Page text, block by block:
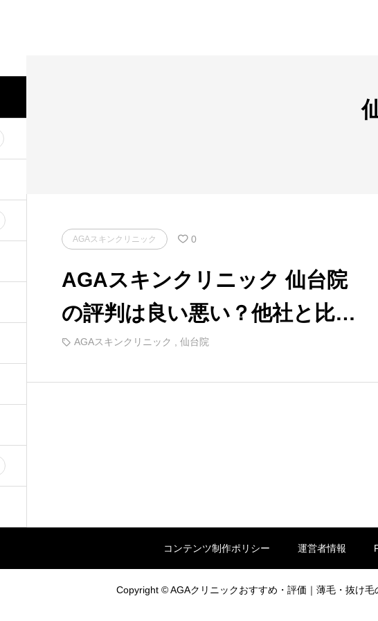
AGAスキンクリニック 0
AGAスキンクリニック 仙台院
の評判は良い悪い？他社と比較
しながら口コミを徹底評価！
AGAスキンクリニック , 仙台院
コンテンツ制作ポリシー 運営者情報
Copyright © AGAクリニックおすすめ・評価｜薄毛・抜け毛